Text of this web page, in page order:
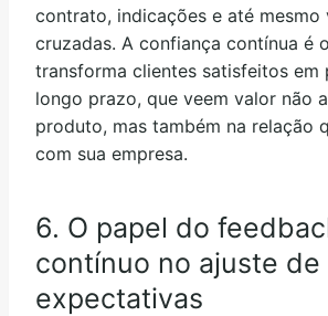
contrato, indicações e até mesmo
cruzadas. A confiança contínua é
transforma clientes satisfeitos em
longo prazo, que veem valor não
produto, mas também na relação
com sua empresa.
6. O papel do
contínuo no ajuste de
expectativas